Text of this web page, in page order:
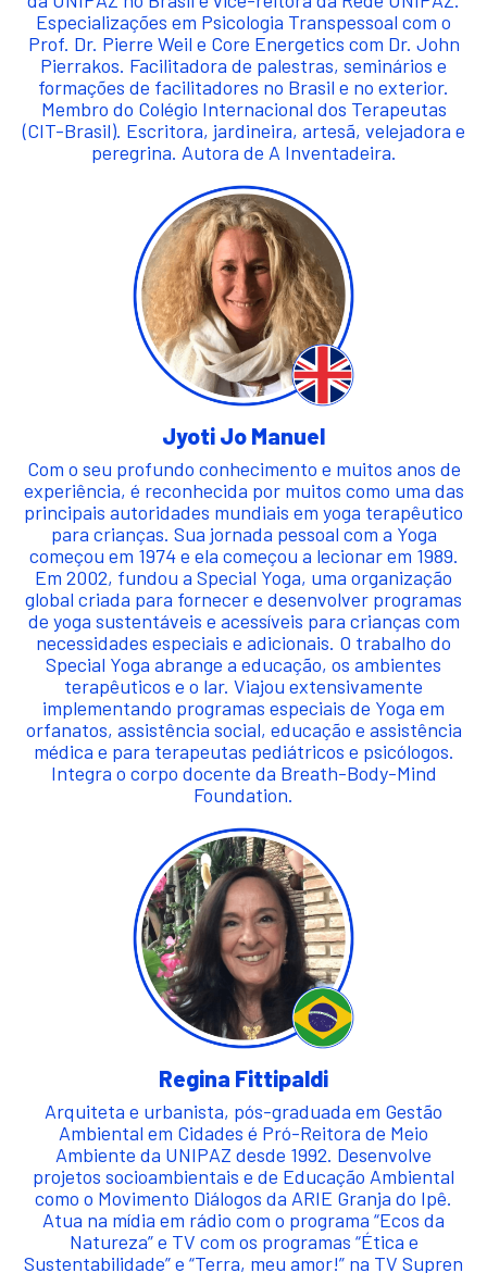
Especializações em Psicologia Transpessoal com o
Prof. Dr. Pierre Weil e Core Energetics com Dr. John
Pierrakos. Facilitadora de palestras, seminários e
formações de facilitadores no Brasil e no exterior.
Membro do Colégio Internacional dos Terapeutas
(CIT-Brasil). Escritora, jardineira, artesã, velejadora e
peregrina. Autora de A Inventadeira.
Jyoti Jo Manuel
Com o seu profundo conhecimento e muitos anos de
experiência, é reconhecida por muitos como uma das
principais autoridades mundiais em yoga terapêutico
para crianças. Sua jornada pessoal com a Yoga
começou em 1974 e ela começou a lecionar em 1989.
Em 2002, fundou a Special Yoga, uma organização
global criada para fornecer e desenvolver programas
de yoga sustentáveis e acessíveis para crianças com
necessidades especiais e adicionais. O trabalho do
Special Yoga abrange a educação, os ambientes
terapêuticos e o lar. Viajou extensivamente
implementando programas especiais de Yoga em
orfanatos, assistência social, educação e assistência
médica e para terapeutas pediátricos e psicólogos.
Integra o corpo docente da Breath-Body-Mind
Foundation.
Regina Fittipaldi
Arquiteta e urbanista, pós-graduada em Gestão
Ambiental em Cidades é Pró-Reitora de Meio
Ambiente da UNIPAZ desde 1992. Desenvolve
projetos socioambientais e de Educação Ambiental
como o Movimento Diálogos da ARIE Granja do Ipê.
Atua na mídia em rádio com o programa “Ecos da
Natureza” e TV com os programas “Ética e
Sustentabilidade” e “Terra, meu amor!” na TV Supren